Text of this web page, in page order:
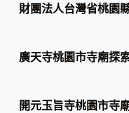
財團法人台灣省桃園
廣天寺桃園市寺廟探
開元玉旨寺桃園市寺